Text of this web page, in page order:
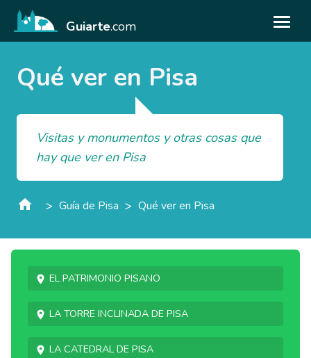
Guiarte.com
Qué ver en Pisa
Visitas y monumentos y otras cosas que
hay que ver en Pisa
> Guía de Pisa > Qué ver en Pisa
El patrimonio pisano
la Torre Inclinada de Pisa
La catedral de Pisa